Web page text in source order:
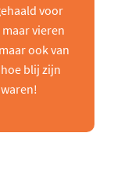
voor
vieren
ook van
blij zijn